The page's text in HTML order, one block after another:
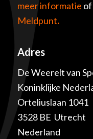
meer informatie
Meldpunt.
Adres
De Weerelt van
Koninklijke
Orteliuslaan 1041
3528 BE Utrecht
Nederland